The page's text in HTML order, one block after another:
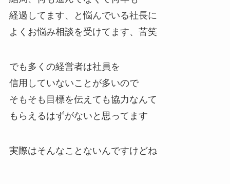
経過してます、と悩んでいる社長に
よくお悩み相談を受けてます、苦笑
でも多くの経営者は社員を
信用していないことが多いので
そもそも目標を伝えても協力なんて
もらえるはずがないと思ってます
実際はそんなことないんですけどね